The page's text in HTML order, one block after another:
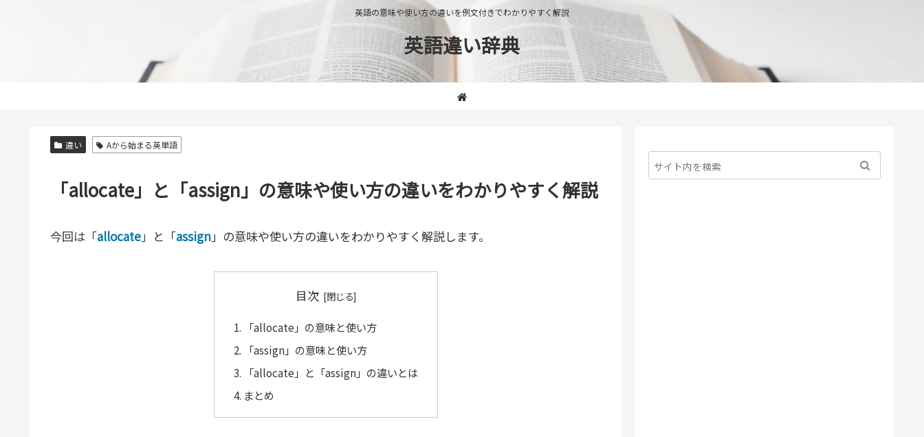
英語の意味や使い方の違いを例文付きでわかりやすく解説
英語違い辞典
違い Aから始まる英単語
「allocate」と「assign」の意味や使い方の違いをわかりやすく解説
今回は「allocate」と「assign」の意味や使い方の違いをわかりやすく解説します。
目次
「allocate」の意味と使い方
「assign」の意味と使い方
「allocate」と「assign」の違いとは
まとめ